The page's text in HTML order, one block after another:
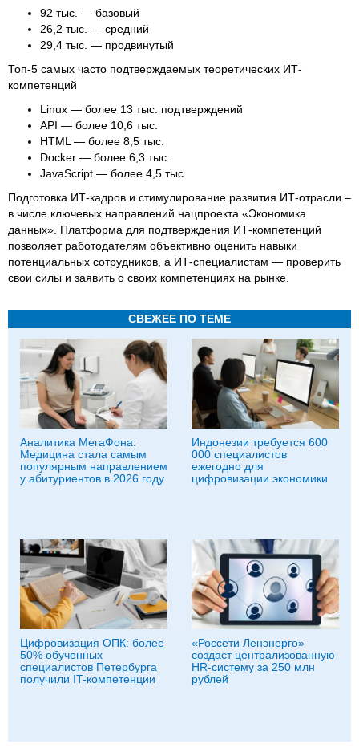
92 тыс. — базовый
26,2 тыс. — средний
29,4 тыс. — продвинутый
Топ-5 самых часто подтверждаемых теоретических ИТ-
компетенций
Linux — более 13 тыс. подтверждений
API — более 10,6 тыс.
HTML — более 8,5 тыс.
Docker — более 6,3 тыс.
JavaScript — более 4,5 тыс.
Подготовка ИТ-кадров и стимулирование развития ИТ-отрасли –
в числе ключевых направлений нацпроекта «Экономика
данных». Платформа для подтверждения ИТ-компетенций
позволяет работодателям объективно оценить навыки
потенциальных сотрудников, а ИТ-специалистам — проверить
свои силы и заявить о своих компетенциях на рынке.
СВЕЖЕЕ ПО ТЕМЕ
Аналитика МегаФона:
Медицина стала самым
популярным направлением
у абитуриентов в 2026 году
Индонезии требуется 600
000 специалистов
ежегодно для
цифровизации экономики
Цифровизация ОПК: более
50% обученных
специалистов Петербурга
получили IT-компетенции
«Россети Ленэнерго»
создаст централизованную
HR-систему за 250 млн
рублей